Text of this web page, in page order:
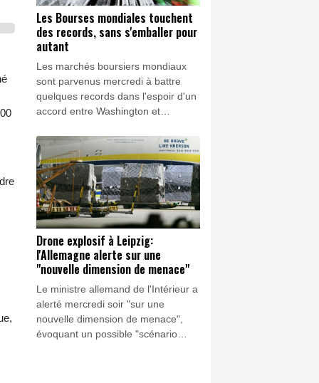
Les Bourses mondiales touchent
des records, sans s'emballer pour
autant
Les marchés boursiers mondiaux
sont parvenus mercredi à battre
quelques records dans l'espoir d'un
accord entre Washington et
détroit d'Ormuz, mais la dynamique
haussière des derniers jours montre
des signes d'essoufflement.
Drone explosif à Leipzig:
l'Allemagne alerte sur une
"nouvelle dimension de menace"
Le ministre allemand de l'Intérieur a
alerté mercredi soir "sur une
nouvelle dimension de menace",
évoquant un possible "scénario